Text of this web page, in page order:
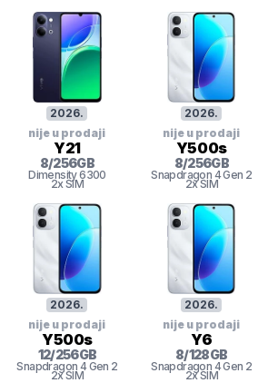
2026.
nije u prodaji
Y21
8/256GB
Dimensity 6300
2x SIM
2026.
nije u prodaji
Y500s
8/256GB
Snapdragon 4 Gen 2
2x SIM
2026.
nije u prodaji
Y500s
12/256GB
Snapdragon 4 Gen 2
2x SIM
2026.
nije u prodaji
Y6
8/128GB
Snapdragon 4 Gen 2
2x SIM